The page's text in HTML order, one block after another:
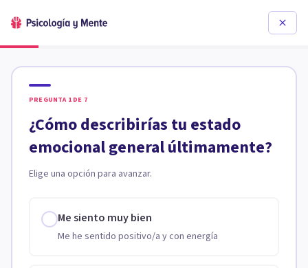
PREGUNTA 1 DE 7
¿Cómo describirías tu estado
emocional general últimamente?
Elige una opción para avanzar.
Me siento muy bien
Me he sentido positivo/a y con energía